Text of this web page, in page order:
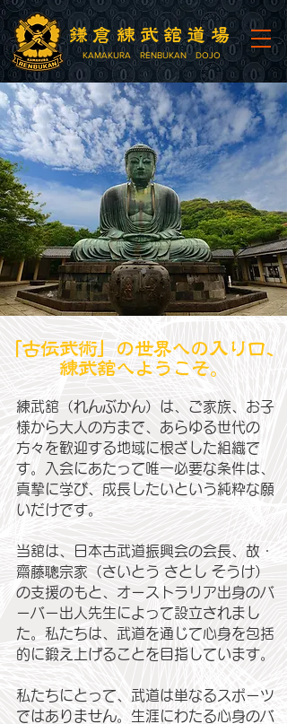
KAMAKURA RENBUKAN DOJO
鎌倉練武舘道場
「古伝武術」の世界への入り口、
練武舘へようこそ。
練武舘（れんぶかん）は、ご家族、お子
様から大人の方まで、あらゆる世代の
方々を歓迎する地域に根ざした組織で
す。入会にあたって唯一必要な条件は、
真摯に学び、成長したいという純粋な願
いだけです。
当舘は、日本古武道振興会の会長、故・
齋藤聰宗家（さいとう さとし そうけ）
の支援のもと、オーストラリア出身のバ
ーバー出人先生によって設立されまし
た。私たちは、武道を通じて心身を包括
的に鍛え上げることを目指しています。
私たちにとって、武道は単なるスポーツ
ではありません。生涯にわたる心身のバ